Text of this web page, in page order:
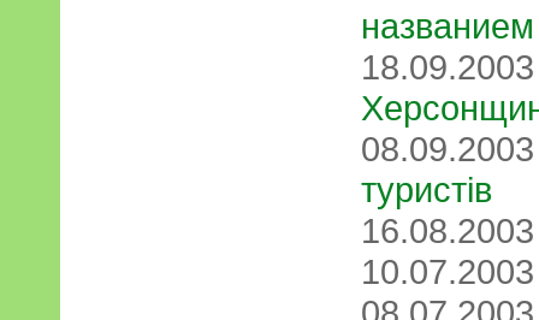
туристів